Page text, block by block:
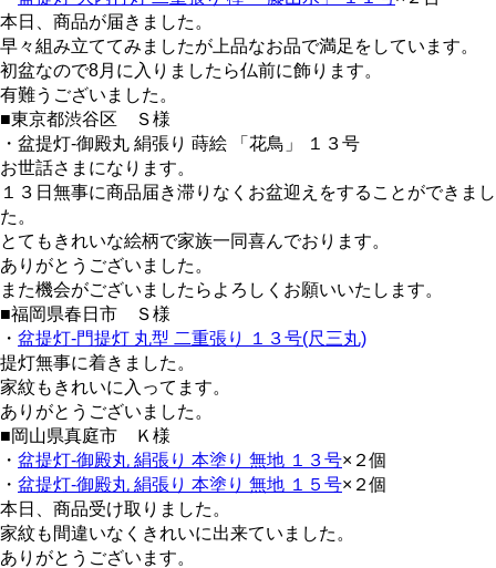
本日、商品が届きました。
早々組み立ててみましたが上品なお品で満足をしています。
初盆なので8月に入りましたら仏前に飾ります。
有難うございました。
■東京都渋谷区 Ｓ様
・盆提灯-御殿丸 絹張り 蒔絵 「花鳥」 １３号
お世話さまになります。
１３日無事に商品届き滞りなくお盆迎えをすることができまし
た。
とてもきれいな絵柄で家族一同喜んでおります。
ありがとうございました。
また機会がございましたらよろしくお願いいたします。
■福岡県春日市 Ｓ様
・ 盆提灯-門提灯 丸型 二重張り １３号(尺三丸)
提灯無事に着きました。
家紋もきれいに入ってます。
ありがとうございました。
■岡山県真庭市 Ｋ様
・ 盆提灯-御殿丸 絹張り 本塗り 無地 １３号×２個
・ 盆提灯-御殿丸 絹張り 本塗り 無地 １５号×２個
本日、商品受け取りました。
家紋も間違いなくきれいに出来ていました。
ありがとうございます。